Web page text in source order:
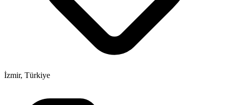
İzmir, Türkiye